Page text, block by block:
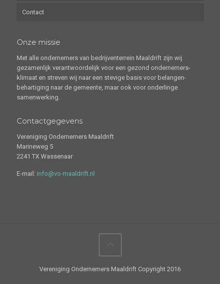
Contact
Onze missie
Met alle ondernemers van bedrijventerrein Maaldrift zijn wij
gezamenlijk verantwoordelijk voor een gezond ondernemers-
klimaat en streven wij naar een stevige basis voor belangen-
behartiging naar de gemeente, maar ook voor onderlinge
samenwerking.
Contactgegevens
Vereniging Ondernemers Maaldrift
Marineweg 5
2241 TX Wassenaar
E-mail: info@vo-maaldrift.nl
Vereniging Ondernemers Maaldrift Copyright 2016